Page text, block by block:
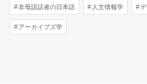
非母語話者の日本語 人文情報学 デ
アーカイブズ学